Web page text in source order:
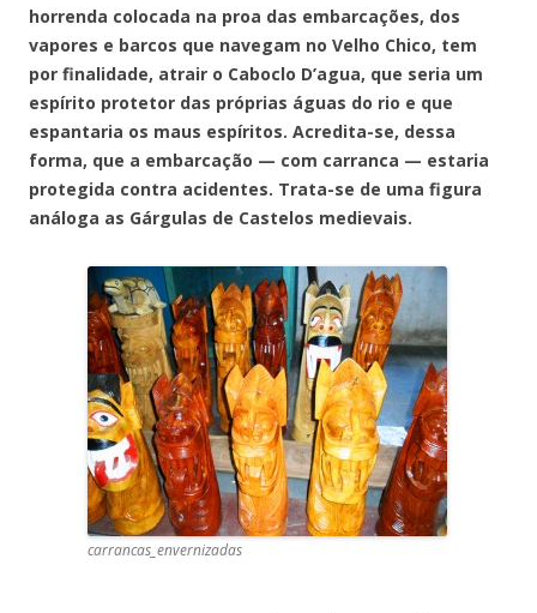
horrenda colocada na proa das embarcações, dos
vapores e barcos que navegam no Velho Chico, tem
por finalidade, atrair o Caboclo D’agua, que seria um
espírito protetor das próprias águas do rio e que
espantaria os maus espíritos. Acredita-se, dessa
forma, que a embarcação — com carranca — estaria
protegida contra acidentes. Trata-se de uma figura
análoga as Gárgulas de Castelos medievais.
carrancas_envernizadas